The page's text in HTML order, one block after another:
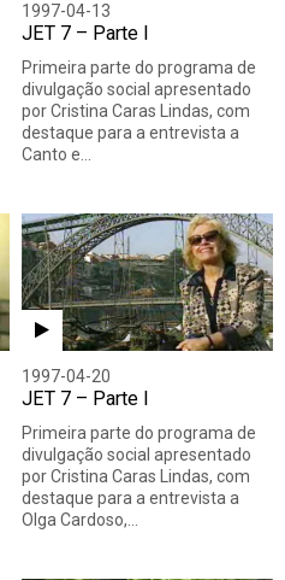
1997-04-13
JET 7 – Parte I
Primeira parte do programa de
divulgação social apresentado
por Cristina Caras Lindas, com
destaque para a entrevista a
Canto e…
1997-04-20
JET 7 – Parte I
Primeira parte do programa de
divulgação social apresentado
por Cristina Caras Lindas, com
destaque para a entrevista a
Olga Cardoso,…